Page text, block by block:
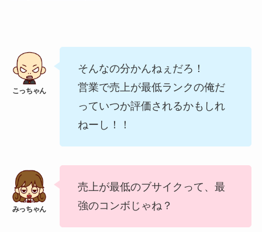
そんなの分かんねぇだろ！
営業で売上が最低ランクの俺だ
っていつか評価されるかもしれ
ねーし！！
売上が最低のブサイクって、最
強のコンボじゃね？